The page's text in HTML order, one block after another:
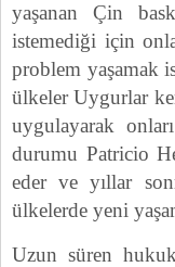
yaşanan Çin
istemediği için
problem yaşamak
ülkeler Uygurlar
uygulayarak
durumu Patricio
eder ve yıllar
ülkelerde yeni
Uzun süren